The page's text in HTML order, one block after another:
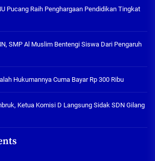
Pucang Raih Penghargaan Pendidikan Tingkat
SMP Al Muslim Bentengi Siswa Dari Pengaruh
Hukumannya Cuma Bayar Rp 300 Ribu
Ketua Komisi D Langsung Sidak SDN Gilang